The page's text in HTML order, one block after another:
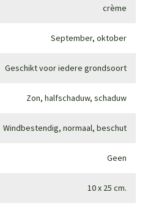
crème
September, oktober
Geschikt voor iedere grondsoort
Zon, halfschaduw, schaduw
Windbestendig, normaal, beschut
Geen
10 x 25 cm.